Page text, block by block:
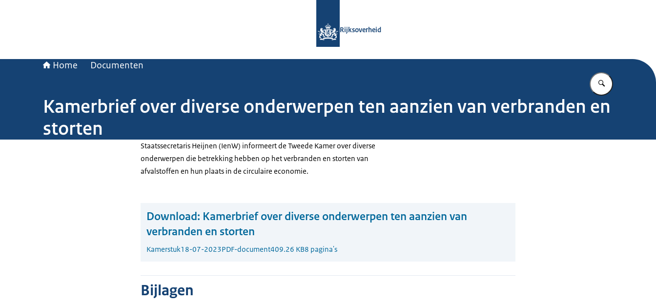
Rijksoverheid
Home Documenten
Vul in wat u
Kamerbrief over diverse onderwerpen ten aanzien van verbranden en
storten
Staatssecretaris Heijnen (IenW) informeert de Tweede Kamer over diverse
onderwerpen die betrekking hebben op het verbranden en storten van
afvalstoffen en hun plaats in de circulaire economie.
Download: Kamerbrief over diverse onderwerpen ten aanzien van
verbranden en storten
Kamerstuk18-07-2023PDF-document409.26 KB8 pagina's
Bijlagen